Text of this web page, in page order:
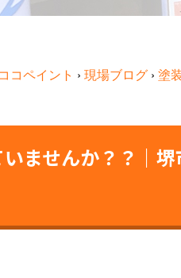
コペイント › 現場ブログ › 塗
ませんか？？｜